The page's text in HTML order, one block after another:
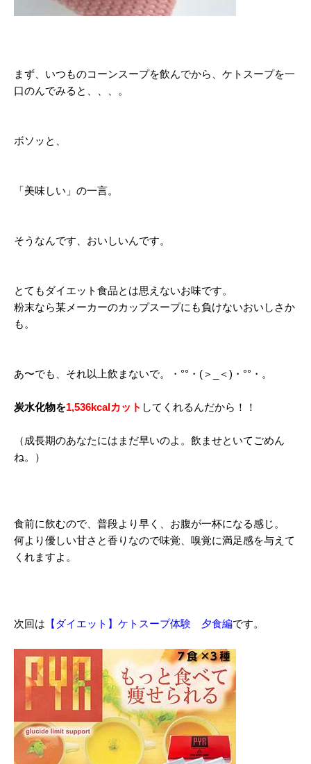
まず、いつものコーンスープを飲んでから、ケトスープを一
口のんでみると、、、。
ボソッと、
「美味しい」の一言。
そうなんです、おいしいんです。
とてもダイエット食品とは思えないお味です。
粉末なら某メーカーのカップスープにも負けないおいしさか
も。
あ〜でも、それ以上飲まないで。・°°・(＞_＜)・°°・。
炭水化物を1,536kcalカット してくれるんだから！！
（成長期のあなたにはまだ早いのよ。飲ませといてごめん
ね。）
食前に飲むので、普段より早く、お腹が一杯になる感じ。
何より優しい甘さと香りなので味覚、嗅覚に満足感を与えて
くれますよ。
次回は 【ダイエット】ケトスープ体験 夕食編です。